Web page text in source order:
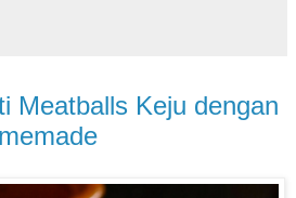
Meatballs Keju dengan